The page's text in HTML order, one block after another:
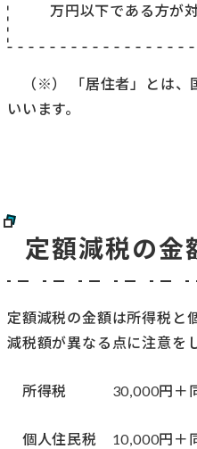
万円以下である方が
（※） 「居住者」とは、
いいます。
定額減税の金
定額減税の金額は所得税と
減税額が異なる点に注意を
所得税 30,000円＋同一
個人住民税 10,000円＋